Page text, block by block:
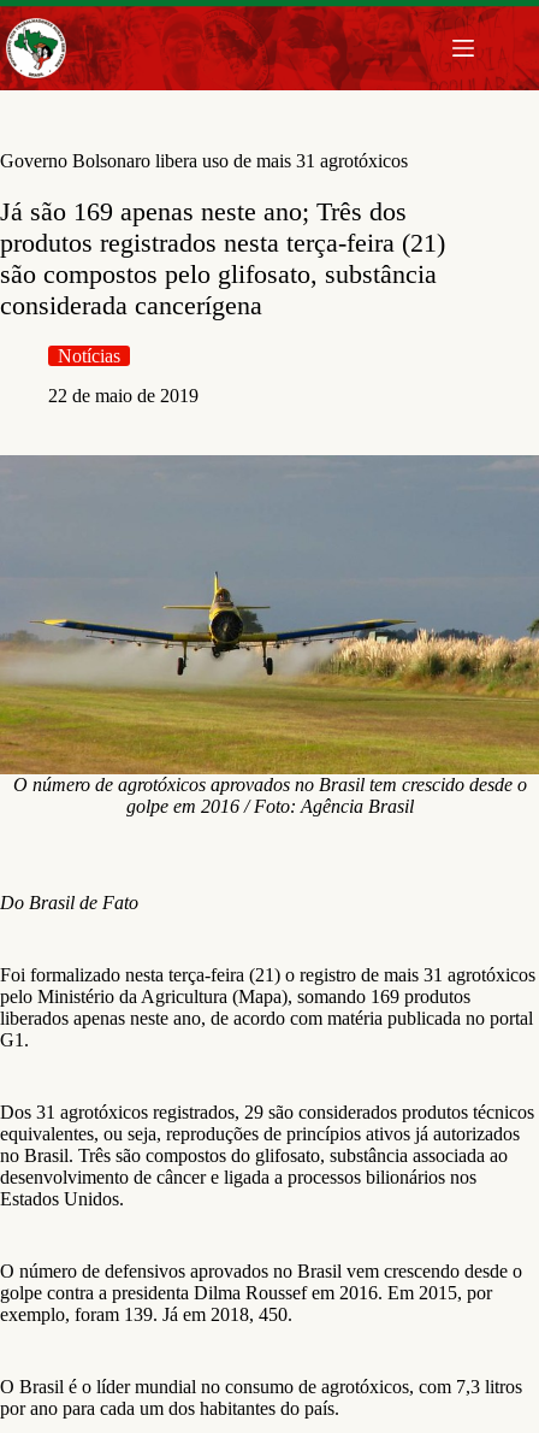
Pular
para
o
conteúdo
Governo Bolsonaro libera uso de mais 31 agrotóxicos
Já são 169 apenas neste ano; Três dos
produtos registrados nesta terça-feira (21)
são compostos pelo glifosato, substância
considerada cancerígena
Notícias
22 de maio de 2019
O número de agrotóxicos aprovados no Brasil tem crescido desde o
golpe em 2016 / Foto: Agência Brasil
Do Brasil de Fato
Foi formalizado nesta terça-feira (21) o registro de mais 31 agrotóxicos
pelo Ministério da Agricultura (Mapa), somando 169 produtos
liberados apenas neste ano, de acordo com matéria publicada no portal
G1.
Dos 31 agrotóxicos registrados, 29 são considerados produtos técnicos
equivalentes, ou seja, reproduções de princípios ativos já autorizados
no Brasil. Três são compostos do glifosato, substância associada ao
desenvolvimento de câncer e ligada a processos bilionários nos
Estados Unidos.
O número de defensivos aprovados no Brasil vem crescendo desde o
golpe contra a presidenta Dilma Roussef em 2016. Em 2015, por
exemplo, foram 139. Já em 2018, 450.
O Brasil é o líder mundial no consumo de agrotóxicos, com 7,3 litros
por ano para cada um dos habitantes do país.